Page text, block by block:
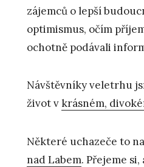
zájemců o lepší
optimismus, očím
ochotně podávali
Návštěvníky veletrhu
život vkrásném,
Některé uchazeče to
nad Labem. Přejeme